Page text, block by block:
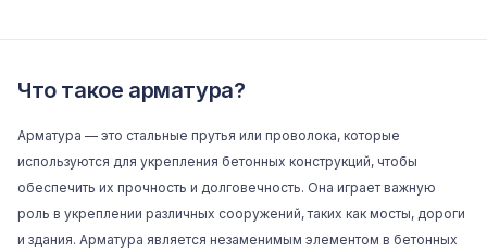
Что такое арматура?
Арматура — это стальные прутья или проволока, которые
используются для укрепления бетонных конструкций, чтобы
обеспечить их прочность и долговечность. Она играет важную
роль в укреплении различных сооружений, таких как мосты, дороги
и здания. Арматура является незаменимым элементом в бетонных